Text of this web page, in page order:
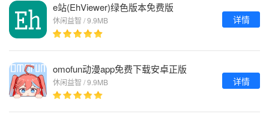
e站(EhViewer)绿色版本免费版
休闲益智 / 9.9MB 详情
omofun动漫app免费下载安卓正版
休闲益智 / 9.9MB 详情